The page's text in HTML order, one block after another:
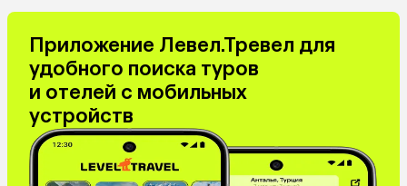
Приложение Левел.Тревел для
удобного поиска туров
и отелей с мобильных
устройств